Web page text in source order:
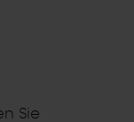
Sie